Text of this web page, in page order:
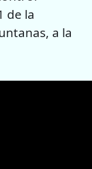
de la
a la